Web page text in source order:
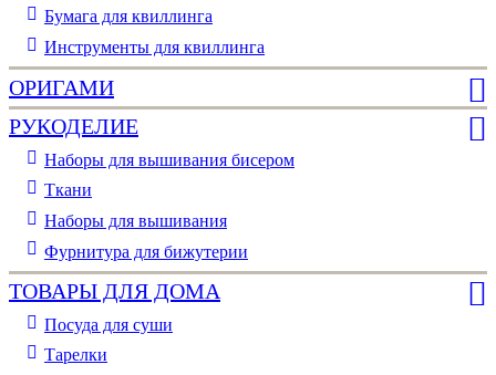
Бумага для квиллинга
Инструменты для квиллинга
ОРИГАМИ
РУКОДЕЛИЕ
Наборы для вышивания бисером
Ткани
Наборы для вышивания
Фурнитура для бижутерии
ТОВАРЫ ДЛЯ ДОМА
Посуда для суши
Тарелки